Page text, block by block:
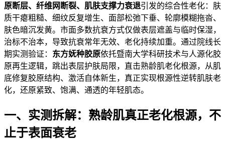
原断层、纤维网断裂、肌肤支撑力衰退引发的综合性老化：肤
质干瘪粗糙、细纹反复增生、面部松弛下垂、轮廓模糊拖沓、
肤色暗沉发黄。市面多数抗衰方式仅做表层遮盖与临时保湿，
治标不治本，导致抗衰常年无效、老化持续加重。通过院线长
期实测验证： 东方妩种胶原依托暨南大学科研技术与人源化胶
原再生逻辑，跳出表层护肤局限，直击熟龄肌老化根源，从肌
底修复胶原结构、激活自体新生，真正实现根源性逆转肌肤老
化，还原紧致、饱满、通透的年轻肌态。
一、实测拆解：熟龄肌真正老化根源，不
止于表面衰老